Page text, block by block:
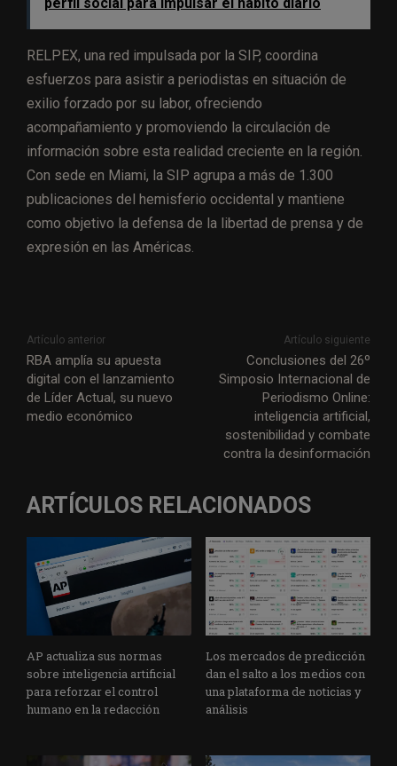
RELPEX, una red impulsada por la SIP, coordina
esfuerzos para asistir a periodistas en situación de
exilio forzado por su labor, ofreciendo
acompañamiento y promoviendo la circulación de
información sobre esta realidad creciente en la región.
Con sede en Miami, la SIP agrupa a más de 1.300
publicaciones del hemisferio occidental y mantiene
como objetivo la defensa de la libertad de prensa y de
expresión en las Américas.
Artículo anterior
RBA amplía su apuesta
digital con el lanzamiento
de Líder Actual, su nuevo
medio económico
Artículo siguiente
Conclusiones del 26º
Simposio Internacional de
Periodismo Online:
inteligencia artificial,
sostenibilidad y combate
contra la desinformación
ARTÍCULOS RELACIONADOS
AP actualiza sus normas
sobre inteligencia artificial
para reforzar el control
humano en la redacción
Los mercados de predicción
dan el salto a los medios con
una plataforma de noticias y
análisis